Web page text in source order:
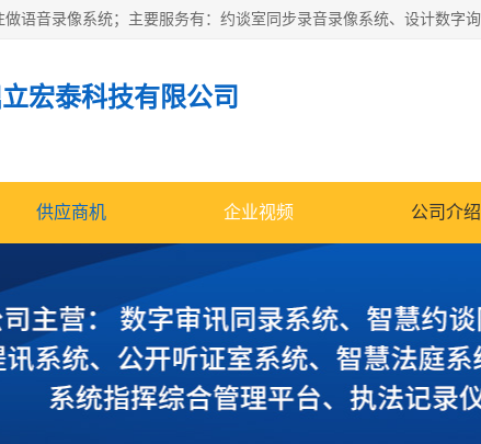
宏泰科技有限公司
供应商机 企业视频 公司介绍